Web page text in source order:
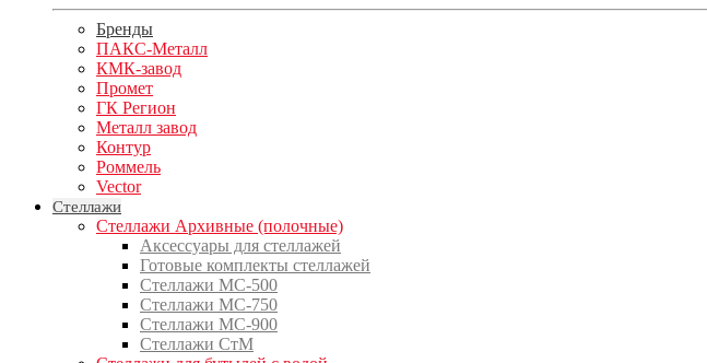
Бренды
ПАКС-Металл
КМК-завод
Промет
ГК Регион
Металл завод
Контур
Роммель
Vector
Стеллажи
Стеллажи Архивные (полочные)
Аксессуары для стеллажей
Готовые комплекты стеллажей
Стеллажи МС-500
Стеллажи МС-750
Стеллажи МС-900
Стеллажи СтМ